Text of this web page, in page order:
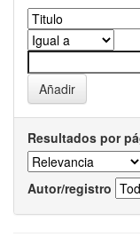
Resultados por
Autor/registro